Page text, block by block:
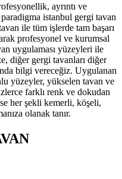
ayrıntı ve
istanbul gergi tavan
ile tüm işlerde tam başarı
profesyonel ve kurumsal
uygulaması yüzeyleri ile
diğer gergi tavanları diğer
bilgi vereceğiz. Uygulanan
yüzeyler, yükselen tavan ve
farklı renk ve dokudan
her şekli kemerli, köşeli,
olanak tanır.